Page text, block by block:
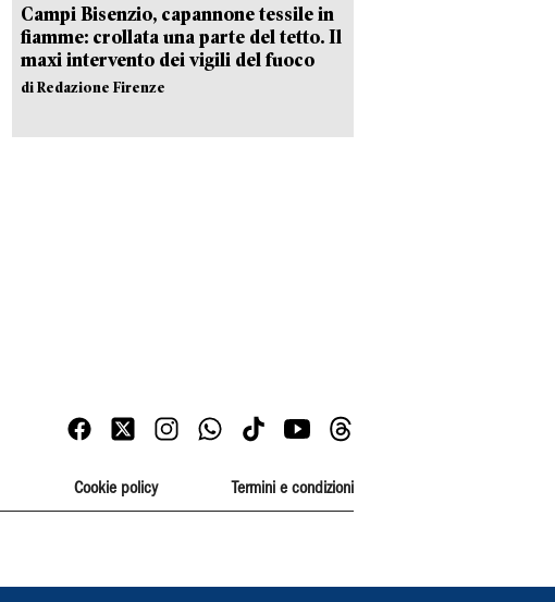
Campi Bisenzio, capannone tessile in
fiamme: crollata una parte del tetto. Il
maxi intervento dei vigili del fuoco
di Redazione Firenze
Cookie policy Termini e condizioni